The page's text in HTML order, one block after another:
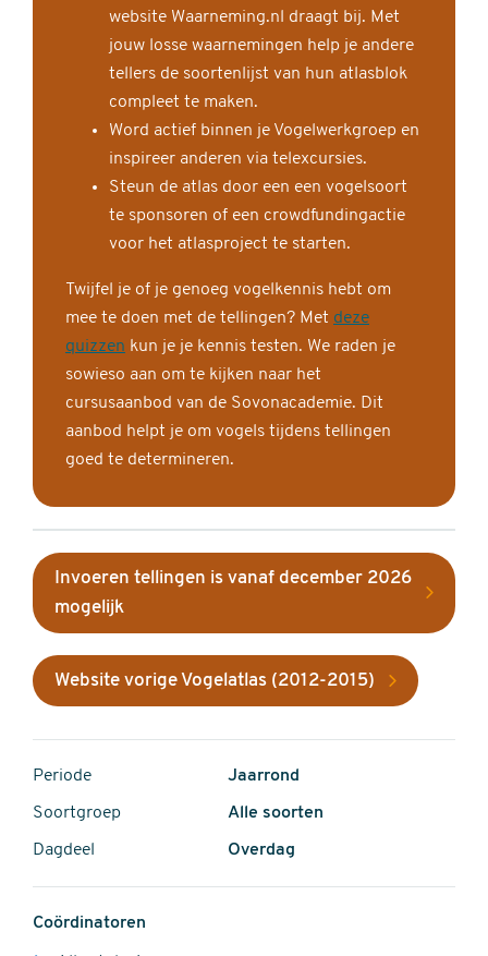
website Waarneming.nl draagt bij. Met
jouw losse waarnemingen help je andere
tellers de soortenlijst van hun atlasblok
compleet te maken.
Word actief binnen je Vogelwerkgroep en
inspireer anderen via telexcursies.
Steun de atlas door een een vogelsoort
te sponsoren of een crowdfundingactie
voor het atlasproject te starten.
Twijfel je of je genoeg vogelkennis hebt om
mee te doen met de tellingen? Met deze
quizzen kun je je kennis testen. We raden je
sowieso aan om te kijken naar het
cursusaanbod van de Sovonacademie. Dit
aanbod helpt je om vogels tijdens tellingen
goed te determineren.
Invoeren tellingen is vanaf december 2026
mogelijk
Website vorige Vogelatlas (2012-2015)
Periode Jaarrond
Soortgroep Alle soorten
Dagdeel Overdag
Coördinatoren